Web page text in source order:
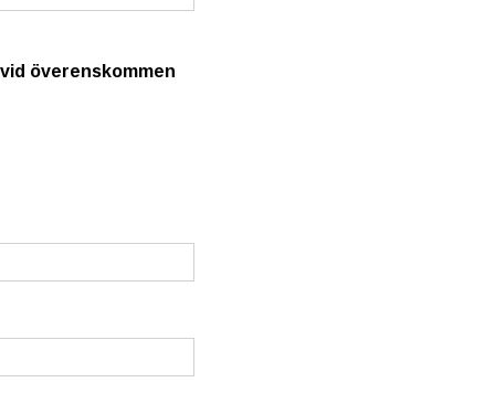
överenskommen